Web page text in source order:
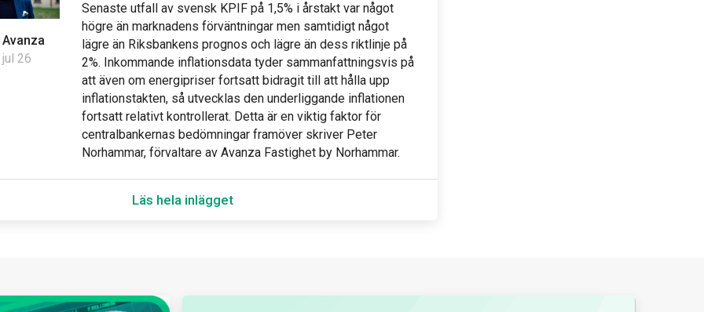
Avanza
26
Senaste utfall av svensk KPIF på 1,5% i årstakt var något
högre än marknadens förväntningar men samtidigt något
lägre än Riksbankens prognos och lägre än dess riktlinje på
2%. Inkommande inflationsdata tyder sammanfattningsvis på
att även om energipriser fortsatt bidragit till att hålla upp
inflationstakten, så utvecklas den underliggande inflationen
fortsatt relativt kontrollerat. Detta är en viktig faktor för
centralbankernas bedömningar framöver skriver Peter
Norhammar, förvaltare av Avanza Fastighet by Norhammar.
Läs hela inlägget